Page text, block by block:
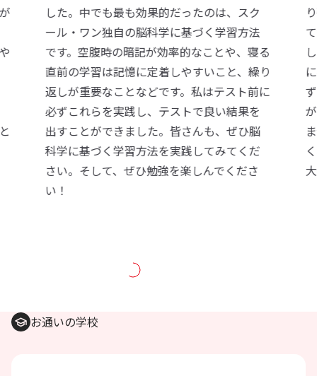
した。中でも最も効果的だったのは、スク
ール・ワン独自の脳科学に基づく学習方法
です。空腹時の暗記が効率的なことや、寝る
直前の学習は記憶に定着しやすいこと、繰り
返しが重要なことなどです。私はテスト前に
必ずこれらを実践し、テストで良い結果を
出すことができました。皆さんも、ぜひ脳
科学に基づく学習方法を実践してみてくだ
さい。そして、ぜひ勉強を楽しんでくださ
い！
お通いの学校